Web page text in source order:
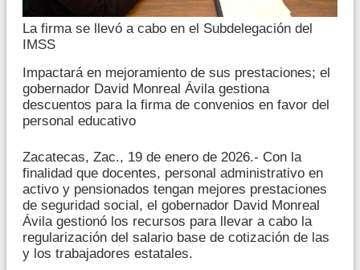
La firma se llevó a cabo en el Subdelegación del
IMSS
Impactará en mejoramiento de sus prestaciones; el
gobernador David Monreal Ávila gestiona
descuentos para la firma de convenios en favor del
personal educativo
Zacatecas, Zac., 19 de enero de 2026.- Con la
finalidad que docentes, personal administrativo en
activo y pensionados tengan mejores prestaciones
de seguridad social, el gobernador David Monreal
Ávila gestionó los recursos para llevar a cabo la
regularización del salario base de cotización de las
y los trabajadores estatales.